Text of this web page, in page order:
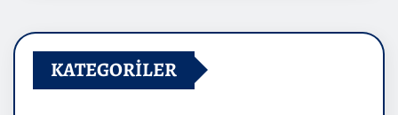
KATEGORILER